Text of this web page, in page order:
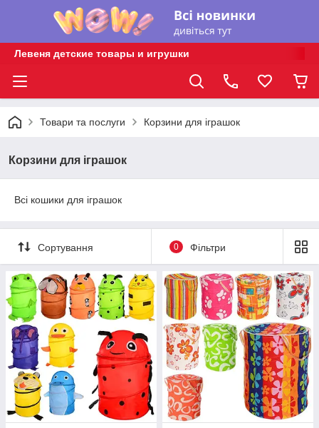
Левеня детские товары и игрушки
Товари та послуги Корзини для іграшок
Корзини для іграшок
Всі кошики для іграшок
Сортування 0 Фільтри